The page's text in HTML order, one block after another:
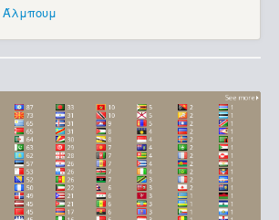
Άλμπουμ